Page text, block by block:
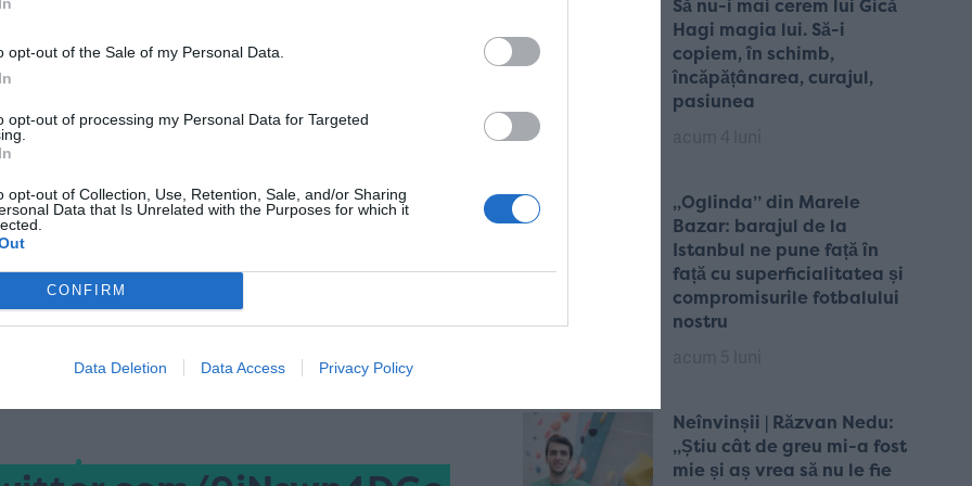
opt-out of the Sale of my Personal Data.
opt-out of processing my Personal Data for Targeted
opt-out of Collection, Use, Retention, Sale, and/or Sharing
Data that Is Unrelated with the Purposes for which it
CONFIRM
Data Deletion Data Access Privacy Policy
(@premierleague)
domestice, pe care și le-a adjudecat deja, și
League, Liverpool trăiește sentimente
de o triplă internă istorică, dar îi rămâne
dată recentă, Real Madrid.
Să nu-i mai cerem lui Gică
Hagi magia lui. Să-i
copiem, în schimb,
încăpățânarea, curajul,
pasiunea
„Oglinda” din Marele
Bazar: barajul de la
Istanbul ne pune față în
față cu superficialitatea și
compromisurile fotbalului
nostru
Neînvinșii | Răzvan Nedu:
„Știu cât de greu mi-a fost
mie și aș vrea să nu le fie